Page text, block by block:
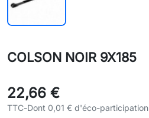
COLSON NOIR 9X185
22,66 €
TTC-Dont 0,01 € d'éco-participation